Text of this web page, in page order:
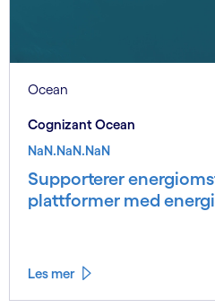
Ocean
Cognizant Ocean
NaN.NaN.NaN
Supporterer
plattformer med
Les mer